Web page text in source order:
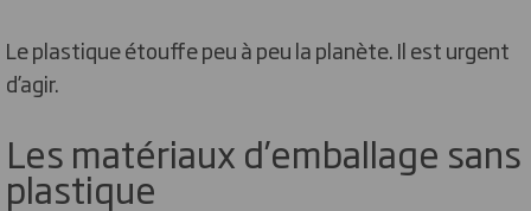
Le plastique étouffe peu à peu la planète. Il est urgent
d’agir.
Les matériaux d’emballage sans
plastique